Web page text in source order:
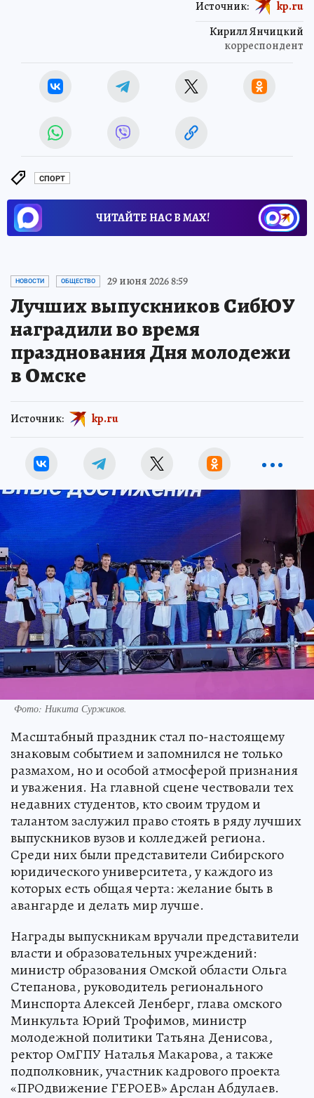
Кирилл Янчицкий
корреспондент
Источник: kp.ru
СПОРТ
ЧИТАЙТЕ НАС В МАХ!
НОВОСТИ ОБЩЕСТВО 29 июня 2026 8:59
Лучших выпускников СибЮУ
наградили во время
празднования Дня молодежи
в Омске
Источник: kp.ru
Фото: Никита Суржиков.
Масштабный праздник стал по-настоящему
знаковым событием и запомнился не только
размахом, но и особой атмосферой признания
и уважения. На главной сцене чествовали тех
недавних студентов, кто своим трудом и
талантом заслужил право стоять в ряду лучших
выпускников вузов и колледжей региона.
Среди них были представители Сибирского
юридического университета, у каждого из
которых есть общая черта: желание быть в
авангарде и делать мир лучше.
Награды выпускникам вручали представители
власти и образовательных учреждений:
министр образования Омской области Ольга
Степанова, руководитель регионального
Минспорта Алексей Ленберг, глава омского
Минкульта Юрий Трофимов, министр
молодежной политики Татьяна Денисова,
ректор ОмГПУ Наталья Макарова, а также
подполковник, участник кадрового проекта
«ПРОдвижение ГЕРОЕВ» Арслан Абдулаев.